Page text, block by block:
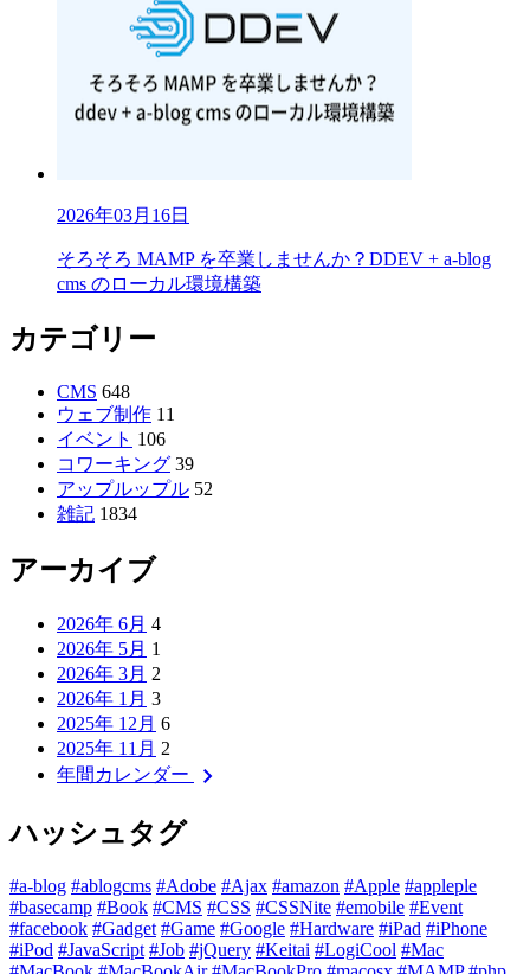
2026年03月16日
そろそろ MAMP を卒業しませんか？DDEV + a-blog
cms のローカル環境構築
カテゴリー
CMS 648
ウェブ制作 11
イベント 106
コワーキング 39
アップルップル 52
雑記 1834
アーカイブ
2026年 6月 4
2026年 5月 1
2026年 3月 2
2026年 1月 3
2025年 12月 6
2025年 11月 2
年間カレンダー
chevron_right
ハッシュタグ
#a-blog #ablogcms #Adobe #Ajax #amazon #Apple #appleple
#basecamp #Book #CMS #CSS #CSSNite #emobile #Event
#facebook #Gadget #Game #Google #Hardware #iPad #iPhone
#iPod #JavaScript #Job #jQuery #Keitai #LogiCool #Mac